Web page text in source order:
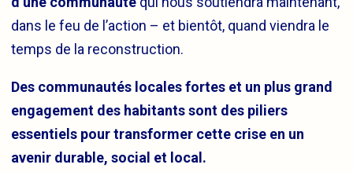
dans le feu de l’action – et bientôt, quand viendra le
temps de la reconstruction.
Des communautés locales fortes et un plus grand
engagement des habitants sont des piliers
essentiels pour transformer cette crise en un
avenir durable, social et local.